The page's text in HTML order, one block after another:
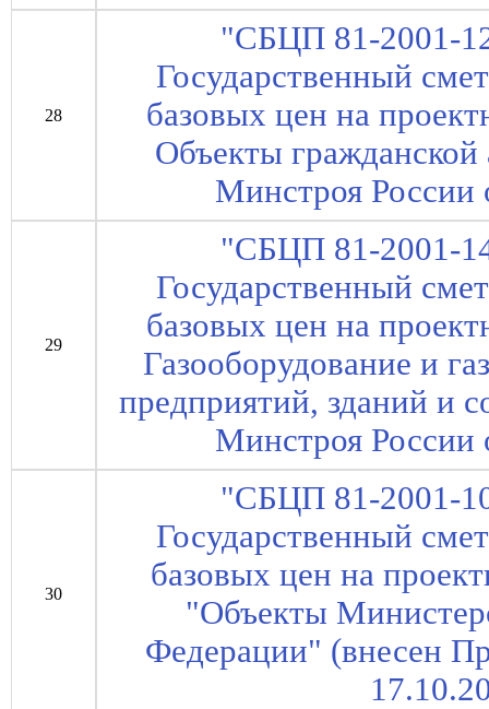
28
"СБЦП 81-2001-
Государственный
базовых цен на
Объекты
Минстроя России
29
"СБЦП 81-2001-
Государственный
базовых цен на
Газооборудование и
предприятий, зданий и
Минстроя России
30
"СБЦП 81-2001-
Государственный
базовых цен на
"Объекты
Федерации" (внесен